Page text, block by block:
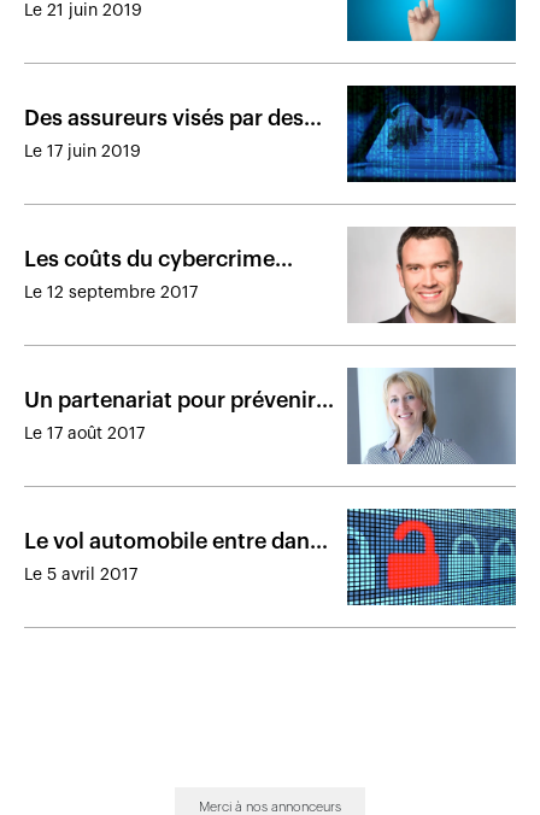
Le 21 juin 2019
Des assureurs visés par des
stratagèmes frauduleux
Le 17 juin 2019
Les coûts du cybercrime
atteindront 2000 G$ en 2019
Le 12 septembre 2017
Un partenariat pour prévenir
plutôt que guérir
Le 17 août 2017
Le vol automobile entre dans
l’ère des pirates informatiques
Le 5 avril 2017
Merci à nos annonceurs